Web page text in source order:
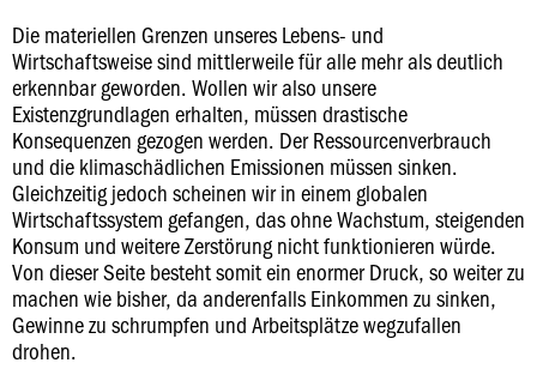
Die materiellen Grenzen unseres Lebens- und
Wirtschaftsweise sind mittlerweile für alle mehr als deutlich
erkennbar geworden. Wollen wir also unsere
Existenzgrundlagen erhalten, müssen drastische
Konsequenzen gezogen werden. Der Ressourcenverbrauch
und die klimaschädlichen Emissionen müssen sinken.
Gleichzeitig jedoch scheinen wir in einem globalen
Wirtschaftssystem gefangen, das ohne Wachstum, steigenden
Konsum und weitere Zerstörung nicht funktionieren würde.
Von dieser Seite besteht somit ein enormer Druck, so weiter zu
machen wie bisher, da anderenfalls Einkommen zu sinken,
Gewinne zu schrumpfen und Arbeitsplätze wegzufallen
drohen.